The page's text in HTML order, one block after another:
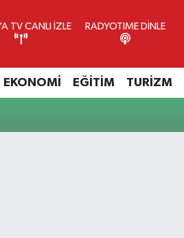
TV CANLI İZLE RADYOTIME DİNLE
EKONOMİ EĞİTİM TURİZM